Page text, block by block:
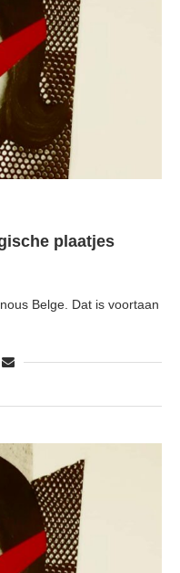
plaatjes
Belge. Dat is voortaan